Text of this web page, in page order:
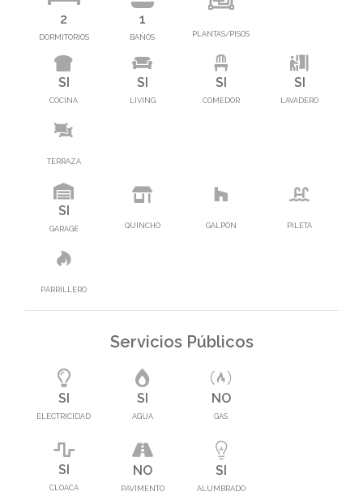
2
DORMITORIOS
1
BAÑOS PLANTAS/PISOS
SI
COCINA
SI
LIVING
SI
COMEDOR
SI
LAVADERO
TERRAZA
SI
GARAGE QUINCHO GALPÓN PILETA
PARRILLERO
Servicios Públicos
SI
ELECTRICIDAD
SI
AGUA
NO
GAS
SI
CLOACA
NO
PAVIMENTO
SI
ALUMBRADO